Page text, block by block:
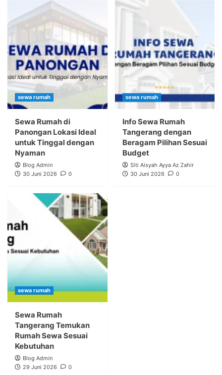
sewa rumah
Sewa Rumah di
Panongan Lokasi Ideal
untuk Tinggal dengan
Nyaman
Blog Admin
30 Juni 2026
0
sewa rumah
Info Sewa Rumah
Tangerang dengan
Beragam Pilihan Sesuai
Budget
Siti Aisyah Ayya Az Zahir
30 Juni 2026
0
sewa rumah
Sewa Rumah
Tangerang Temukan
Rumah Sewa Sesuai
Kebutuhan
Blog Admin
29 Juni 2026
0